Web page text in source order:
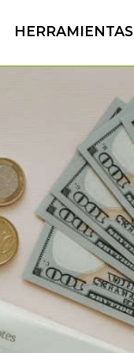
HERRAMIENTAS